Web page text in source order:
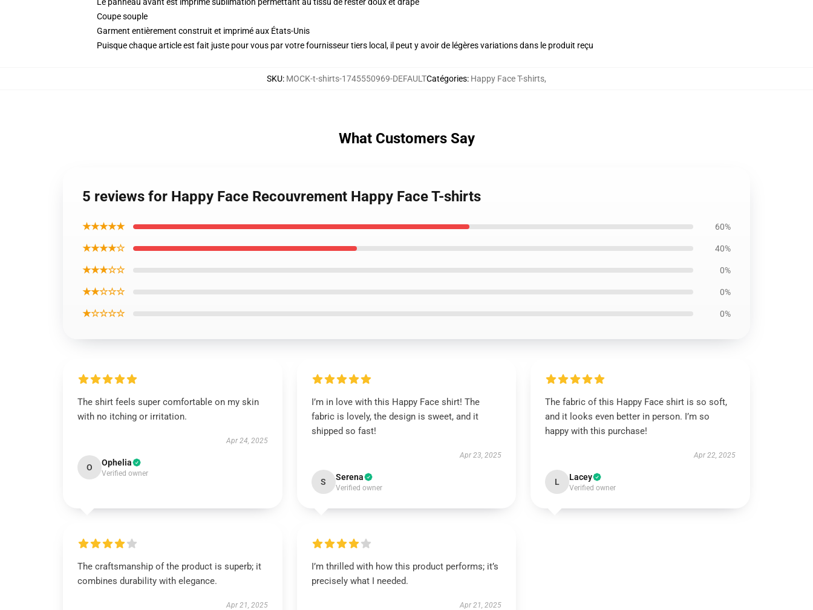
Coupe souple
Garment entièrement construit et imprimé aux États-Unis
Puisque chaque article est fait juste pour vous par votre fournisseur tiers local, il peut y avoir de légères variations dans le produit reçu
SKU: MOCK-t-shirts-1745550969-DEFAULTCatégories: Happy Face T-shirts,
What Customers Say
5 reviews for Happy Face Recouvrement Happy Face T-shirts
★★★★★ 60%
★★★★☆ 40%
★★★☆☆ 0%
★★☆☆☆ 0%
★☆☆☆☆ 0%
The shirt feels super comfortable on my skin
with no itching or irritation.
Apr 24, 2025
O Ophelia
Verified owner
I’m in love with this Happy Face shirt! The
fabric is lovely, the design is sweet, and it
shipped so fast!
Apr 23, 2025
S Serena
Verified owner
The fabric of this Happy Face shirt is so soft,
and it looks even better in person. I’m so
happy with this purchase!
Apr 22, 2025
L Lacey
Verified owner
The craftsmanship of the product is superb; it
combines durability with elegance.
Apr 21, 2025
I’m thrilled with how this product performs; it’s
precisely what I needed.
Apr 21, 2025